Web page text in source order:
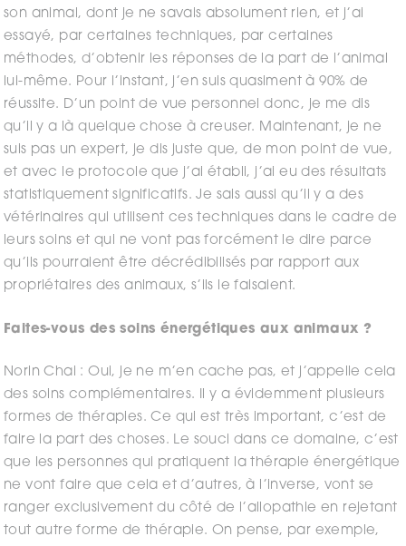
son animal, dont je ne savais absolument rien, et j’ai
essayé, par certaines techniques, par certaines
méthodes, d’obtenir les réponses de la part de l’animal
lui-même. Pour l’instant, j’en suis quasiment à 90% de
réussite. D’un point de vue personnel donc, je me dis
qu’il y a là quelque chose à creuser. Maintenant, je ne
suis pas un expert, je dis juste que, de mon point de vue,
et avec le protocole que j’ai établi, j’ai eu des résultats
statistiquement significatifs. Je sais aussi qu’il y a des
vétérinaires qui utilisent ces techniques dans le cadre de
leurs soins et qui ne vont pas forcément le dire parce
qu’ils pourraient être décrédibilisés par rapport aux
propriétaires des animaux, s’ils le faisaient.
Faites-vous des soins énergétiques aux animaux ?
Norin Chai : Oui, je ne m’en cache pas, et j’appelle cela
des soins complémentaires. Il y a évidemment plusieurs
formes de thérapies. Ce qui est très important, c’est de
faire la part des choses. Le souci dans ce domaine, c’est
que les personnes qui pratiquent la thérapie énergétique
ne vont faire que cela et d’autres, à l’inverse, vont se
ranger exclusivement du côté de l’allopathie en rejetant
tout autre forme de thérapie. On pense, par exemple,